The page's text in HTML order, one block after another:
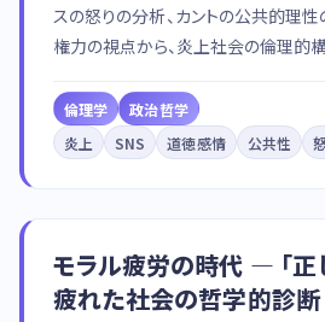
スの怒りの分析、カントの公共的理
権力の視点から、炎上社会の倫理的
倫理学
政治哲学
炎上
SNS 道徳感情 公共性
モラル疲労の時代 — 「正
疲れた社会の哲学的診断